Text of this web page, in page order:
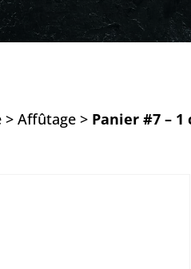
>Affûtage > Panier #7 – 1